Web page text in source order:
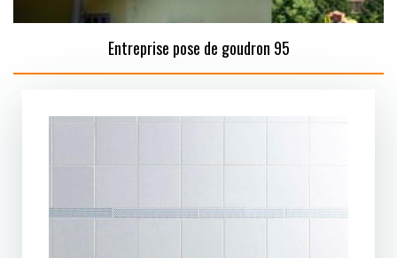
Entreprise pose de goudron 95